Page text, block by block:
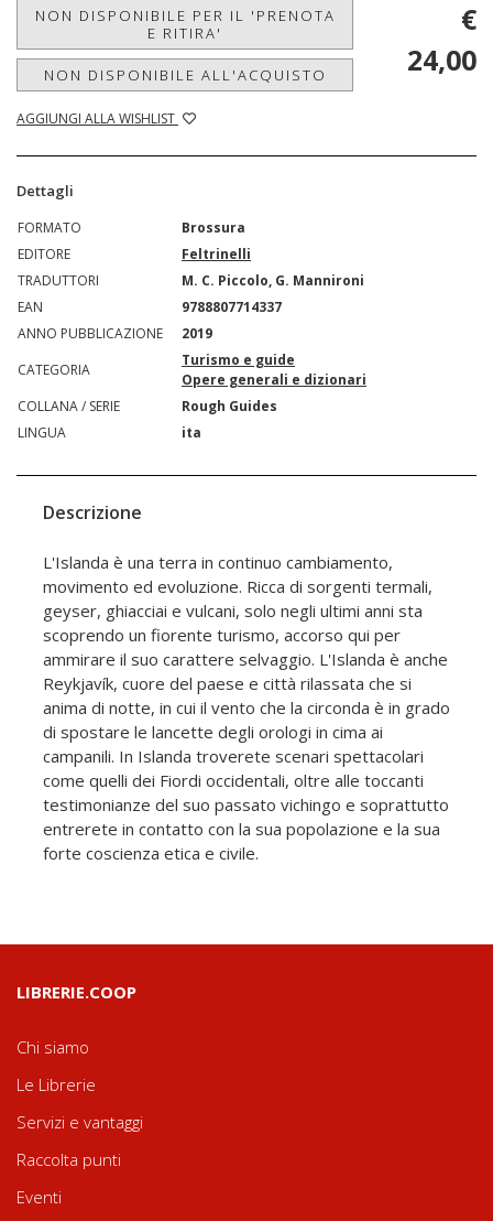
NON DISPONIBILE PER IL 'PRENOTA
E RITIRA'
NON DISPONIBILE ALL'ACQUISTO
AGGIUNGI ALLA WISHLIST
€
24,00
Dettagli
FORMATO
Brossura
EDITORE
Feltrinelli
TRADUTTORI
M. C. Piccolo, G. Mannironi
EAN
9788807714337
ANNO PUBBLICAZIONE
2019
CATEGORIA
Turismo e guide
Opere generali e dizionari
COLLANA / SERIE
Rough Guides
LINGUA
ita
Descrizione
L'Islanda è una terra in continuo cambiamento,
movimento ed evoluzione. Ricca di sorgenti termali,
geyser, ghiacciai e vulcani, solo negli ultimi anni sta
scoprendo un fiorente turismo, accorso qui per
ammirare il suo carattere selvaggio. L'Islanda è anche
Reykjavík, cuore del paese e città rilassata che si
anima di notte, in cui il vento che la circonda è in grado
di spostare le lancette degli orologi in cima ai
campanili. In Islanda troverete scenari spettacolari
come quelli dei Fiordi occidentali, oltre alle toccanti
testimonianze del suo passato vichingo e soprattutto
entrerete in contatto con la sua popolazione e la sua
forte coscienza etica e civile.
LIBRERIE.COOP
Chi siamo
Le Librerie
Servizi e vantaggi
Raccolta punti
Eventi